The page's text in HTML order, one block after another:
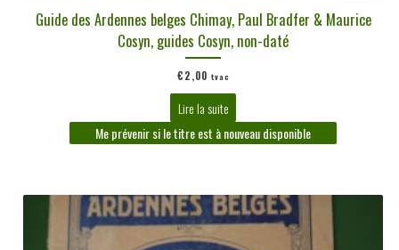
Guide des Ardennes belges Chimay, Paul Bradfer & Maurice
Cosyn, guides Cosyn, non-daté
€2,00 tvac
Lire la suite
Me prévenir si le titre est à nouveau disponible